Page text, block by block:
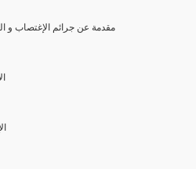
(15) مقدمة عن جرائم